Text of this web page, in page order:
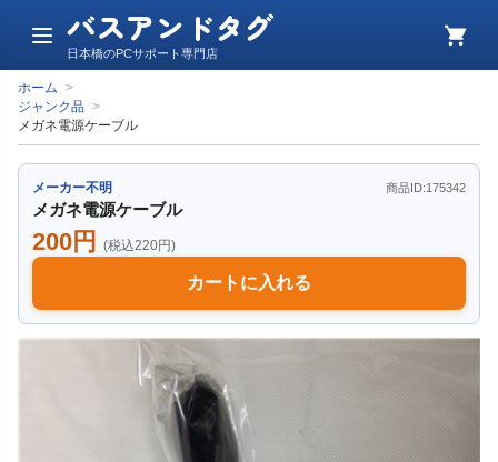
メ
ュ
ー
バスアンドタグ
日本橋のPCサポート専門店
カ
ホーム >
ジャンク品 >
メガネ電源ケーブル
メーカー不明 商品ID:175342
メガネ電源ケーブル
200円 (税込220円)
カートに入れる